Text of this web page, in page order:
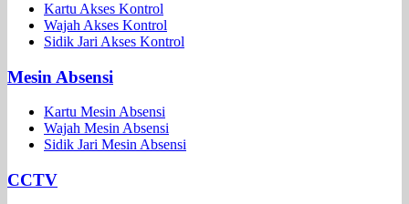
Kartu Akses Kontrol
Wajah Akses Kontrol
Sidik Jari Akses Kontrol
Mesin Absensi
Kartu Mesin Absensi
Wajah Mesin Absensi
Sidik Jari Mesin Absensi
CCTV